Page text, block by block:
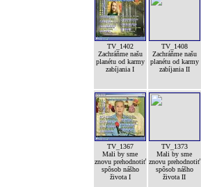
TV_1402
Zachráňme našu
planétu od karmy
zabíjania I
TV_1408
Zachráňme našu
planétu od karmy
zabíjania II
TV_1367
Mali by sme
znovu prehodnotiť
spôsob nášho
života I
TV_1373
Mali by sme
znovu prehodnotiť
spôsob nášho
života II